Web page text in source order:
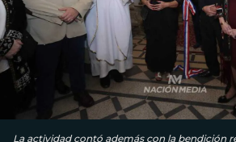
La actividad contó además con la bendición